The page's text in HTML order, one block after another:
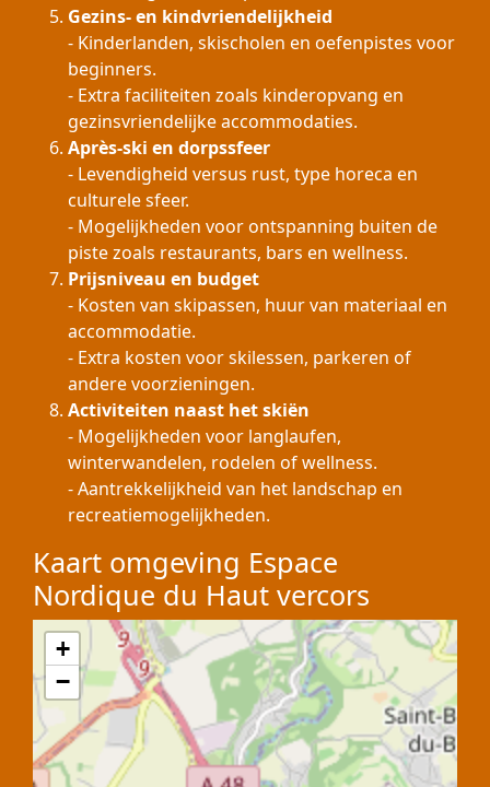
Gezins- en kindvriendelijkheid
- Kinderlanden, skischolen en oefenpistes voor
beginners.
- Extra faciliteiten zoals kinderopvang en
gezinsvriendelijke accommodaties.
Après-ski en dorpssfeer
- Levendigheid versus rust, type horeca en
culturele sfeer.
- Mogelijkheden voor ontspanning buiten de
piste zoals restaurants, bars en wellness.
Prijsniveau en budget
- Kosten van skipassen, huur van materiaal en
accommodatie.
- Extra kosten voor skilessen, parkeren of
andere voorzieningen.
Activiteiten naast het skiën
- Mogelijkheden voor langlaufen,
winterwandelen, rodelen of wellness.
- Aantrekkelijkheid van het landschap en
recreatiemogelijkheden.
Kaart omgeving Espace
Nordique du Haut vercors
+
−